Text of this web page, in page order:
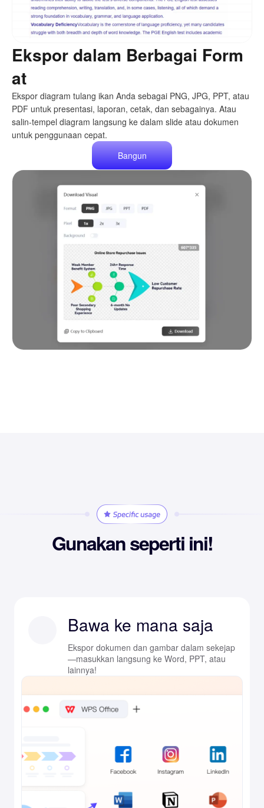
Ekspor dalam Berbagai Form
at
Ekspor diagram tulang ikan Anda sebagai PNG, JPG, PPT, atau
PDF untuk presentasi, laporan, cetak, dan sebagainya. Atau
salin-tempel diagram langsung ke dalam slide atau dokumen
untuk penggunaan cepat.
Bangun
Gunakan seperti ini!
Bawa ke mana saja
Ekspor dokumen dan gambar dalam sekejap
—masukkan langsung ke Word, PPT, atau
lainnya!